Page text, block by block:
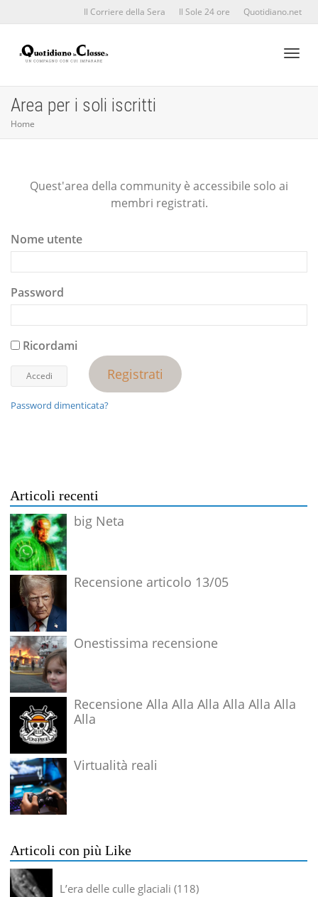
Il Corriere della Sera Il Sole 24 ore Quotidiano.net
Area per i soli iscritti
Home
Quest'area della community è accessibile solo ai
membri registrati.
Nome utente
Password
Ricordami
Registrati
Password dimenticata?
Articoli recenti
big Neta
Recensione articolo 13/05
Onestissima recensione
Recensione Alla Alla Alla Alla Alla Alla
Alla
Virtualità reali
Articoli con più Like
L’era delle culle glaciali 118